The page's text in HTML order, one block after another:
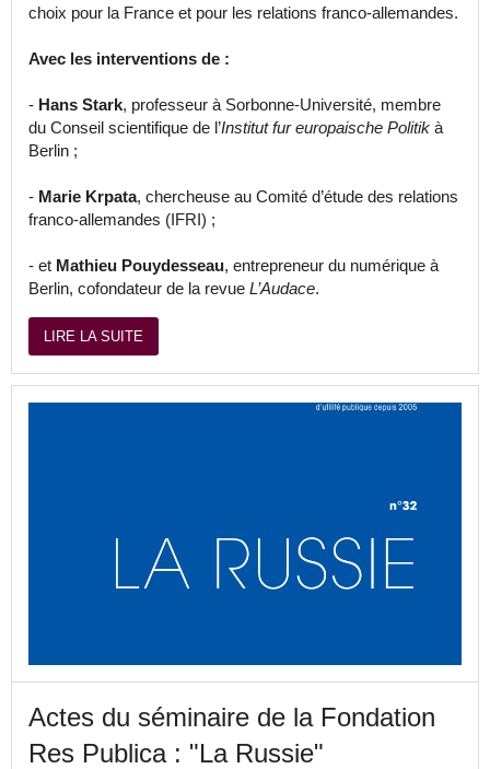
choix pour la France et pour les relations franco-allemandes.
Avec les interventions de :
- Hans Stark, professeur à Sorbonne-Université, membre
du Conseil scientifique de l’Institut fur europaische Politik à
Berlin ;
- Marie Krpata, chercheuse au Comité d’étude des relations
franco-allemandes (IFRI) ;
- et Mathieu Pouydesseau, entrepreneur du numérique à
Berlin, cofondateur de la revue L’Audace.
LIRE LA SUITE
Actes du séminaire de la Fondation
Res Publica : "La Russie"